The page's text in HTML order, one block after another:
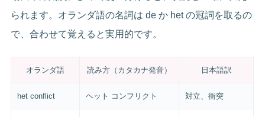
られます。オランダ語の名詞は de か het の冠詞を取るの
で、合わせて覚えると実用的です。
オランダ語 読み方（カタカナ発音） 日本語訳
het conflict ヘット コンフリクト 対立、衝突